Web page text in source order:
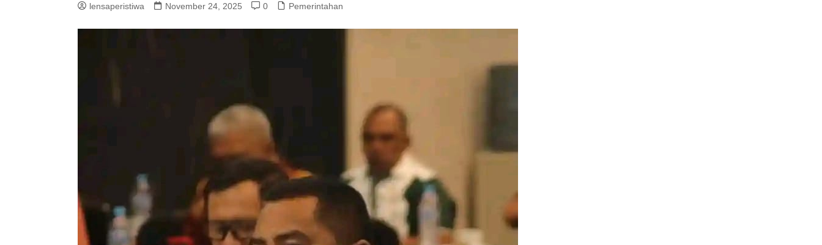
lensaperistiwa November 24, 2025 0 Pemerintahan